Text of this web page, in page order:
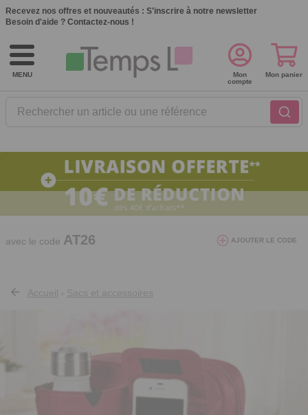
Recevez nos offres et nouveautés : S'inscrire à notre newsletter
Besoin d'aide ? Contactez-nous !
MENU
Rechercher un article ou une référence
Mon
compte
Mon panier
10€ de réduction dès 40€ d'achat. Offre
valable du 03/08/2026 au 12/08/2026.
avec le code AT26 AJOUTER LE CODE
Accueil Sacs et accessoires